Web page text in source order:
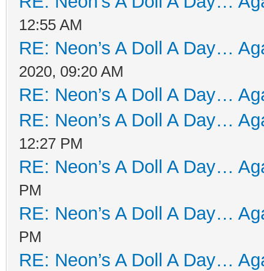
12:55 AM
RE: Neon’s A Doll A Day…
2020, 09:20 AM
RE: Neon’s A Doll A Day…
RE: Neon’s A Doll A Day…
12:27 PM
RE: Neon’s A Doll A Day…
PM
RE: Neon’s A Doll A Day…
PM
RE: Neon’s A Doll A Day…